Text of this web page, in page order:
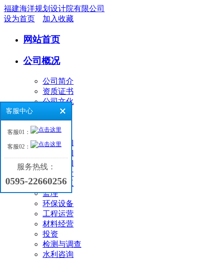
福建海洋规划设计院有限公司
设为首页
加入收藏
网站首页
公司概况
公司简介
资质证书
公司文化
业务领域
环境咨询
工程咨询
海洋咨询
工程设计
工程施工
监理
环保设备
工程运营
材料经营
投资
检测与调查
水利咨询
客服中心
客服01：
客服02：
服务热线：
0595-22660256